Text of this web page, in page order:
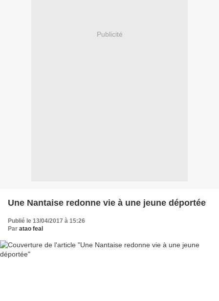
Publicité
Une Nantaise redonne vie à une jeune déportée
Publié le 13/04/2017 à 15:26
Par atao feal